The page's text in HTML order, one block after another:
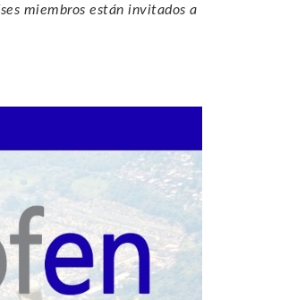
miembros están invitados a